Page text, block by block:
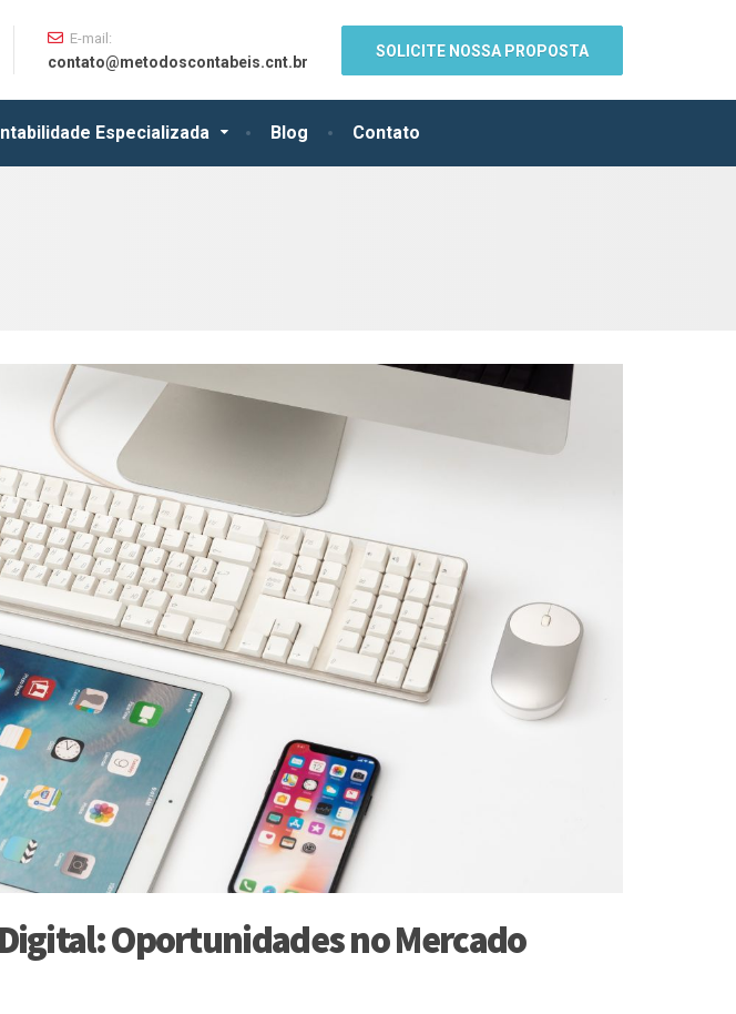
Especializada Blog Contato
E-mail:
contato@metodoscontabeis.cnt.br
SOLICITE NOSSA PROPOSTA
Oportunidades no Mercado